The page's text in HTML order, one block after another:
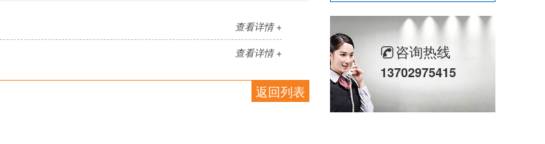
查看详情 +
查看详情 +
返回列表
咨询热线
13702975415